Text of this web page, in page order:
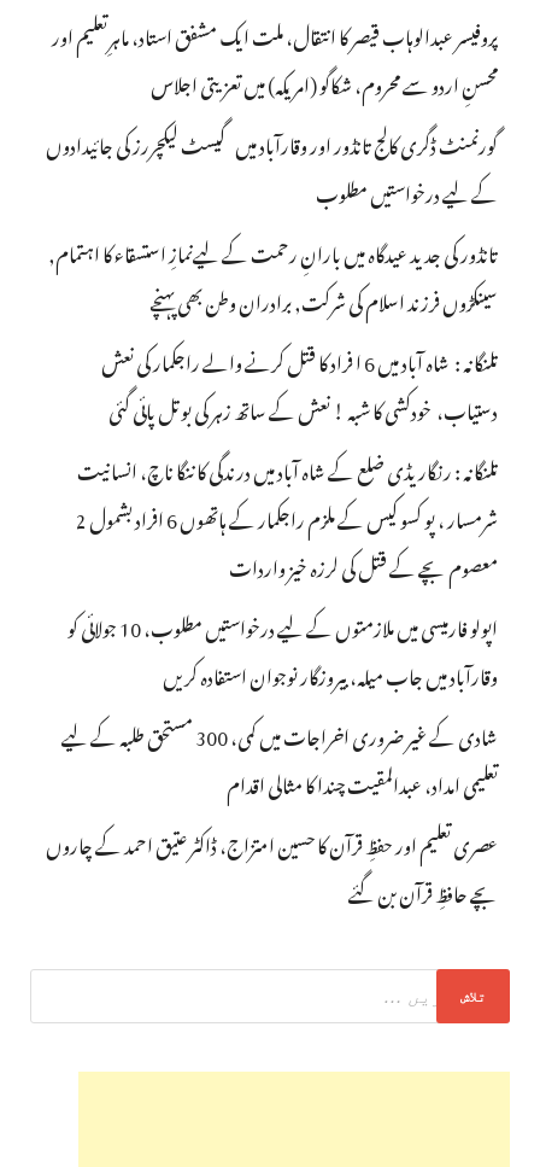
پروفیسر عبدالوہاب قیصر کا انتقال، ملت ایک مشفق استاد، ماہرِتعلیم اور
محسنِ اردو سے محروم، شکاگو (امریکہ) میں تعزیتی اجلاس
گورنمنٹ ڈگری کالج تانڈور اور وقارآباد میں گیسٹ لیکچررز کی جائیدادوں
کے لیے درخواستیں مطلوب
تانڈور کی جدید عیدگاہ میں بارانِ رحمت کے لیےنمازِ استسقاء کا اہتمام,
سینکڑوں فرزند اسلام کی شرکت, برادران وطن بھی پہنچے
تلنگانہ : شاہ آباد میں 6 ا فراد کا قتل کرنے والے راجکمار کی نعش
دستیاب، خودکشی کا شبہ ! نعش کے ساتھ زہر کی بوتل پائی گئی
تلنگانہ : رنگاریڈی ضلع کے شاہ آباد میں درندگی کا ننگا ناچ، انسانیت
شرمسار ، پو کسو کیس کے ملزم راجکمار کے ہاتھوں 6 افراد بشمول 2
معصوم بچے کے قتل کی لرزہ خیز واردات
اپولو فارمیسی میں ملازمتوں کے لیے درخواستیں مطلوب، 10 جولائی کو
وقارآباد میں جاب میلہ، بیروزگار نوجوان استفادہ کریں
شادی کے غیر ضروری اخراجات میں کمی، 300 مستحق طلبہ کے لیے
تعلیمی امداد، عبدالمقیت چندا کا مثالی اقدام
عصری تعلیم اور حفظِ قرآن کا حسین امتزاج، ڈاکٹر عتیق احمد کے چاروں
بچے حافظِ قرآن بن گئے